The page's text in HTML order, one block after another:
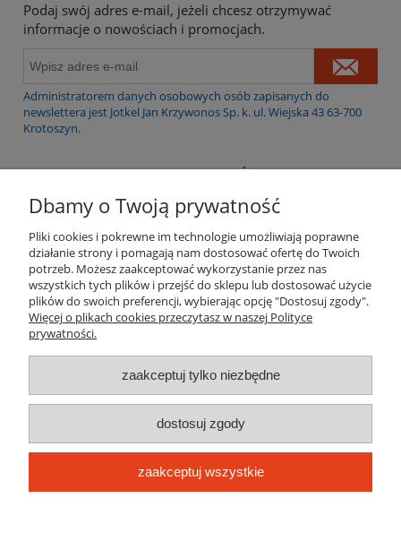
Podaj swój adres e-mail, jeżeli chcesz otrzymywać
informacje o nowościach i promocjach.
Administratorem danych osobowych osób zapisanych do
newslettera jest Jotkel Jan Krzywonos Sp. k. ul. Wiejska 43 63-700
Krotoszyn.
WARUNKI ZAKUPÓW
NAJCZĘSTSZE PYTANIA
OBSŁUGA PO SPRZEDAZY
MOJE KONTO
INFORMACJE O SKLEPIE
JOTKEL Jan Krzywonos Spółka komandytowa
62 725 22 91,
62 725 22 95
NIP: 621-181-34-30
REGON: 302780961
Dbamy o Twoją prywatność
Pliki cookies i pokrewne im technologie umożliwiają poprawne
działanie strony i pomagają nam dostosować ofertę do Twoich
potrzeb. Możesz zaakceptować wykorzystanie przez nas
wszystkich tych plików i przejść do sklepu lub dostosować użycie
plików do swoich preferencji, wybierając opcję "Dostosuj zgody".
Więcej o plikach cookies przeczytasz w naszej Polityce
prywatności.
zaakceptuj tylko niezbędne
dostosuj zgody
zaakceptuj wszystkie